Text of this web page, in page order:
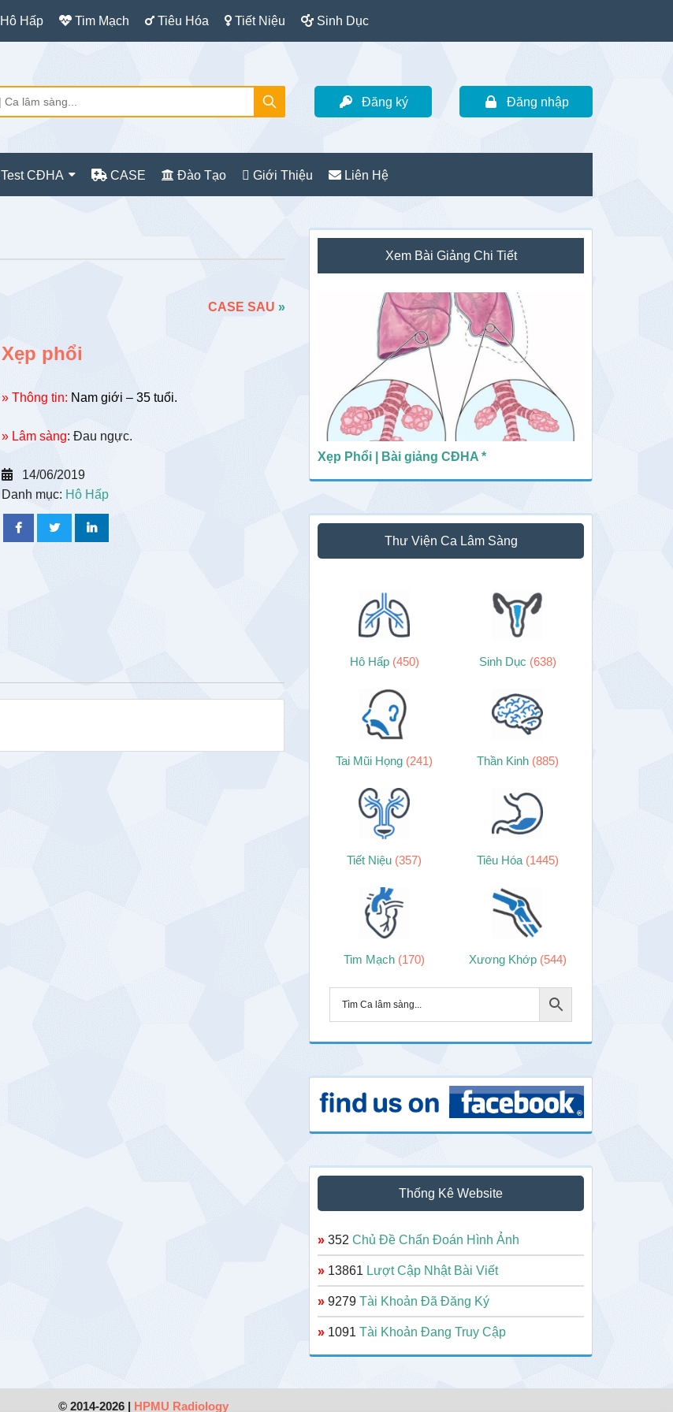
Hô Hấp Tim Mạch Tiêu Hóa Tiết Niệu Sinh Dục
Đăng ký Đăng nhập
Test CĐHA CASE Đào Tạo Giới Thiệu Liên Hệ
CASE SAU »
Xẹp phổi
» Thông tin: Nam giới – 35 tuổi.
» Lâm sàng: Đau ngực.
14/06/2019
Danh mục: Hô Hấp
Sidebar
chính
Xem Bài Giảng Chi Tiết
Xẹp Phổi | Bài giảng CĐHA *
Thư Viện Ca Lâm Sàng
Hô Hấp (450) Sinh Dục (638)
Tai Mũi Họng (241) Thần Kinh (885)
Tiết Niệu (357) Tiêu Hóa (1445)
Tim Mạch (170) Xương Khớp (544)
Thống Kê Website
» 352 Chủ Đề Chẩn Đoán Hình Ảnh
» 13861 Lượt Cập Nhật Bài Viết
» 9279 Tài Khoản Đã Đăng Ký
» 1091 Tài Khoản Đang Truy Cập
© 2014-2026 | HPMU Radiology